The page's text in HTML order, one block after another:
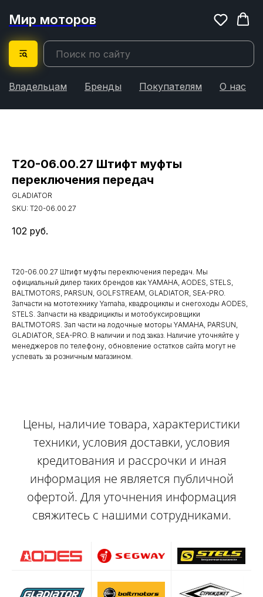
Мир моторов
Владельцам Бренды Покупателям О нас
T20-06.00.27 Штифт муфты
переключения передач
GLADIATOR
SKU: T20-06.00.27
102 руб.
T20-06.00.27 Штифт муфты переключения передач. Мы
официальный дилер таких брендов как YAMAHA, AODES, STELS,
BALTMOTORS, PARSUN, GOLFSTREAM, GLADIATOR, SEA-PRO.
Запчасти на мототехнику Yamaha, квадроциклы и снегоходы AODES,
STELS. Запчасти на квадрициклы и мотобуксировщики
BALTMOTORS. Зап части на лодочные моторы YAMAHA, PARSUN,
GLADIATOR, SEA-PRO. В наличии и под заказ. Наличие уточняйте у
менеджеров по телефону, обновление остатков сайта могут не
успевать за розничным магазином.
Цены, наличие товара, характеристики
техники, условия доставки, условия
кредитования и рассрочки и иная
информация не является публичной
офертой. Для уточнения информация
свяжитесь с нашими сотрудниками.